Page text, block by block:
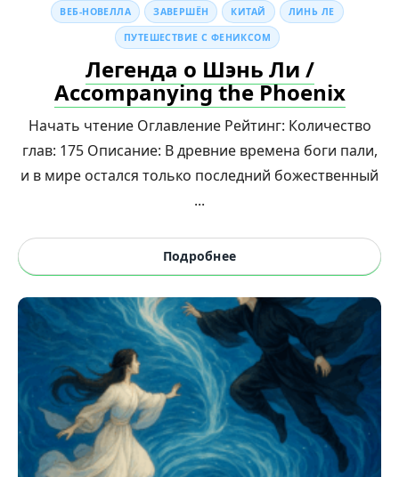
ВЕБ-НОВЕЛЛА ЗАВЕРШЁН КИТАЙ ЛИНЬ ЛЕ
ПУТЕШЕСТВИЕ С ФЕНИКСОМ
Легенда о Шэнь Ли /
Accompanying the Phoenix
Начать чтение Оглавление Рейтинг: Количество
глав: 175 Описание: В древние времена боги пали,
и в мире остался только последний божественный
...
Подробнее